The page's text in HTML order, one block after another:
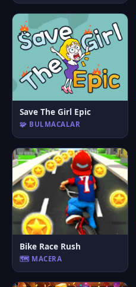
Save The Girl Epic
🧩 BULMACALAR
Bike Race Rush
🗺️ MACERA